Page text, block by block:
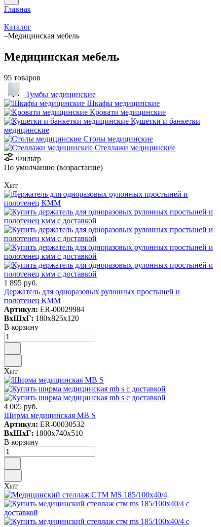
Главная
–
Каталог
–Медицинская мебель
Медицинская мебель
95 товаров
Тумбы медицинские
Шкафы медицинские
Кровати медицинские
Кушетки и банкетки
медицинские
Столы медицинские
Стеллажи медицинские
Фильтр
По умолчанию (возрастание)
Хит
1 895 руб.
Держатель для одноразовых рулонных простыней и
полотенец КММ
Артикул: ER-00029984
ВxШxГ: 180x825x120
В корзину
Хит
4 005 руб.
Ширма медицинская MB S
Артикул: ER-00030532
ВxШxГ: 1800x740x510
В корзину
Хит